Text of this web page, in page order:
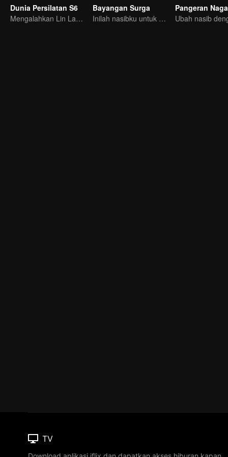
Dunia Persilatan S6
Mengalahkan Lin Langtian, meraih gelar juara.
Bayangan Surga
Inilah nasibku untuk mengusir roh jahat dan iblis!
Pangeran Naga
TV